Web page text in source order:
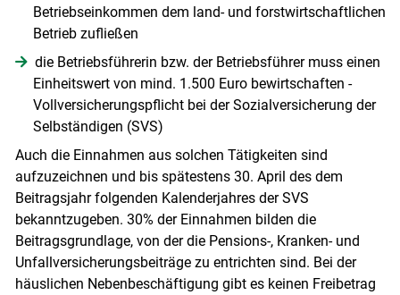
Betriebseinkommen dem land- und forstwirtschaftlichen
Betrieb zufließen
die Betriebsführerin bzw. der Betriebsführer muss einen
Einheitswert von mind. 1.500 Euro bewirtschaften -
Vollversicherungspflicht bei der Sozialversicherung der
Selbständigen (SVS)
Auch die Einnahmen aus solchen Tätigkeiten sind
aufzuzeichnen und bis spätestens 30. April des dem
Beitragsjahr folgenden Kalenderjahres der SVS
bekanntzugeben. 30% der Einnahmen bilden die
Beitragsgrundlage, von der die Pensions-, Kranken- und
Unfallversicherungsbeiträge zu entrichten sind. Bei der
häuslichen Nebenbeschäftigung gibt es keinen Freibetrag